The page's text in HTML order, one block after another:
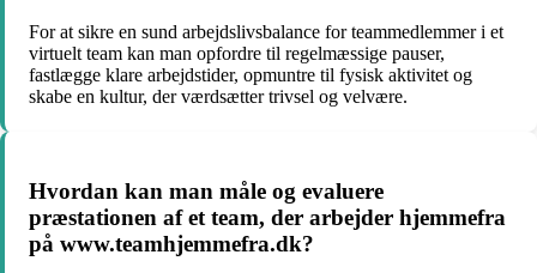
For at sikre en sund arbejdslivsbalance for teammedlemmer i et
virtuelt team kan man opfordre til regelmæssige pauser,
fastlægge klare arbejdstider, opmuntre til fysisk aktivitet og
skabe en kultur, der værdsætter trivsel og velvære.
Hvordan kan man måle og evaluere
præstationen af et team, der arbejder hjemmefra
på www.teamhjemmefra.dk?